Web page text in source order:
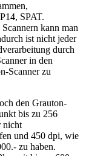
SPAT.
kann man
ist nicht jeder
durch
in den
Scanner zu
den Grauton-
bis zu 256
nicht
und 450 dpi, wie
zu haben.